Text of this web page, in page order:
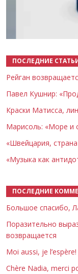
ПОСЛЕДНИЕ
Рейган
Павел Кушнир:
Краски Матисса,
Марисоль: «Море и
«Швейцария,
«Музыка как
ПОСЛЕДНИЕ
Большое спасибо,
Поразительно
возвращается
Moi aussi, je
Chère Nadia, merci